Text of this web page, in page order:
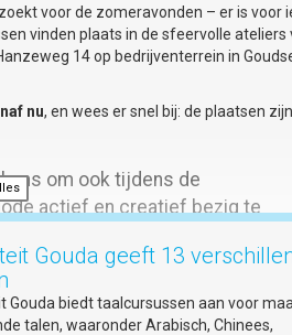
voor de zomeravonden – er is voor
vinden plaats in de sfeervolle ateliers
14 op bedrijventerrein in
nu, en wees er snel bij: de plaatsen zijn
kans om ook tijdens de
actief en creatief bezig te
cursusaanbod vind je op de website
Gouda geeft 13
Gouda biedt taalcursussen aan voor
talen, waaronder Arabisch, Chinees,